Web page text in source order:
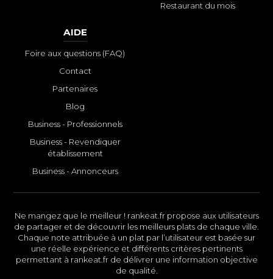
Restaurant du mois
AIDE
Foire aux questions (FAQ)
Contact
Partenaires
Blog
Business - Professionnels
Business - Revendiquer
établissement
Business - Annonceurs
Ne mangez que le meilleur ! rankeat.fr propose aux utilisateurs
de partager et de découvrir les meilleurs plats de chaque ville.
Chaque note attribuée à un plat par l’utilisateur est basée sur
une réelle expérience et différents critères pertinents
permettant à rankeat.fr de délivrer une information objective
de qualité.